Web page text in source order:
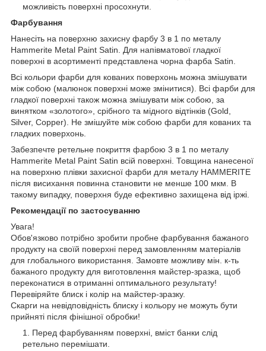
можливість поверхні просохнути.
Фарбування
Нанесіть на поверхню захисну фарбу 3 в 1 по металу
Hammerite Metal Paint Satin. Для напівматової гладкої
поверхні в асортименті представлена чорна фарба Satin.
Всі кольори фарби для кованих поверхонь можна змішувати
між собою (малюнок поверхні може змінитися). Всі фарби для
гладкої поверхні також можна змішувати між собою, за
винятком «золотого», срібного та мідного відтінків (Gold,
Silver, Copper). Не змішуйте між собою фарби для кованих та
гладких поверхонь.
Забезпечте ретельне покриття фарбою 3 в 1 по металу
Hammerite Metal Paint Satin всій поверхні. Товщина нанесеної
на поверхню плівки захисної фарби для металу HAMMERITE
після висихання повинна становити не менше 100 мкм. В
такому випадку, поверхня буде ефективно захищена від іржі.
Рекомендації по застосуванню
Увага!
Обов'язково потрібно зробити пробне фарбування бажаного
продукту на своїй поверхні перед замовленням матеріалів
для глобального використання. Замовте можливу мін. к-ть
бажаного продукту для виготовлення майстер-зразка, щоб
переконатися в отриманні оптимального результату!
Перевіряйте блиск і колір на майстер-зразку.
Скарги на невідповідність блиску і кольору не можуть бути
прийняті після фінішної обробки!
Перед фарбуванням поверхні, вміст банки слід
ретельно перемішати.